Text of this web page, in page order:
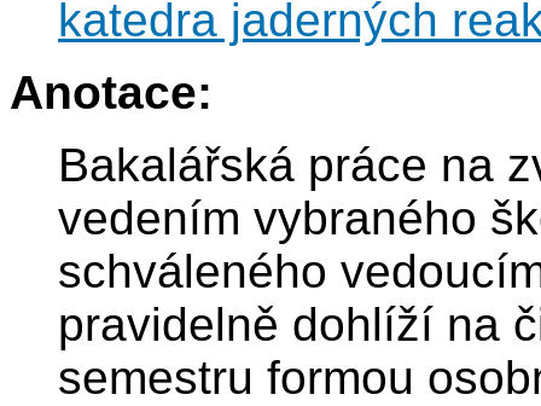
katedra jaderných
Anotace:
Bakalářská práce na
vedením vybraného
schváleného
pravidelně dohlíží na
semestru formou